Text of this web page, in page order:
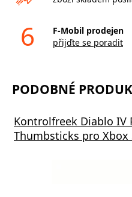
6
F-Mobil prodejen
přijďte se poradit
PODOBNÉ
Kontrolfreek Diablo IV
Thumbsticks pro Xbox